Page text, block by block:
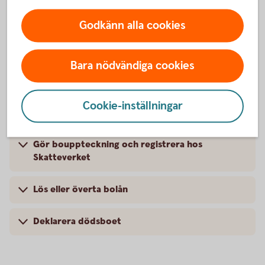
Kapital- och räntebesked
Inventera bankfack
Värdera fastigheter
Gör bouppteckning och registrera hos
Skatteverket
Lös eller överta bolån
Deklarera dödsboet
Godkänn alla cookies
Bara nödvändiga cookies
Cookie-inställningar